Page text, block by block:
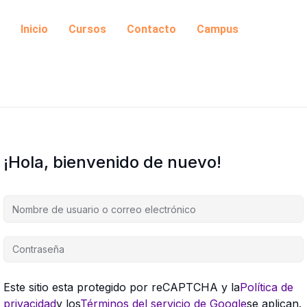
Inicio Cursos Contacto Campus
¡Hola, bienvenido de nuevo!
Este sitio esta protegido por reCAPTCHA y laPolítica de
privacidady losTérminos del servicio de Googlese aplican.